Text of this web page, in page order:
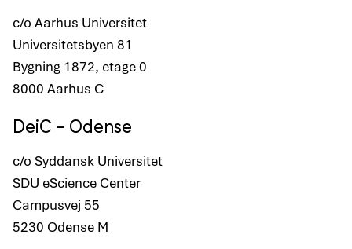
c/o Aarhus Universitet
Universitetsbyen 81
Bygning 1872, etage 0
8000 Aarhus C
DeiC - Odense
c/o Syddansk Universitet
SDU eScience Center
Campusvej 55
5230 Odense M